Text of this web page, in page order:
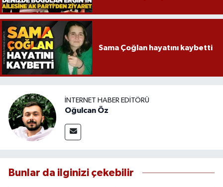
Sama Çoğlan hayatını kaybetti
İNTERNET HABER EDITÖRÜ
Oğulcan Öz
Bunlar da ilginizi çekebilir